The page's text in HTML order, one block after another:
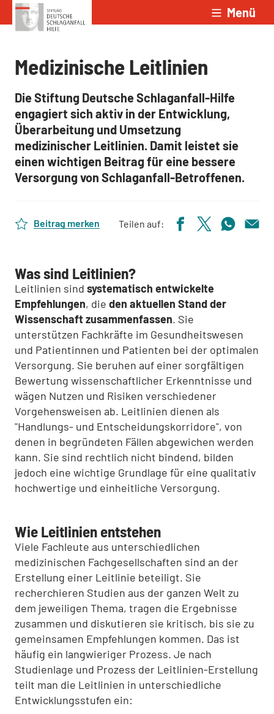
Zum Inhalt springen Menü
Medizinische Leitlinien
Die Stiftung Deutsche Schlaganfall-Hilfe
engagiert sich aktiv in der Entwicklung,
Überarbeitung und Umsetzung
medizinischer Leitlinien. Damit leistet sie
einen wichtigen Beitrag für eine bessere
Versorgung von Schlaganfall-Betroffenen.
Beitrag merken Teilen auf:
Was sind Leitlinien?
Leitlinien sind systematisch entwickelte
Empfehlungen, die den aktuellen Stand der
Wissenschaft zusammenfassen. Sie
unterstützen Fachkräfte im Gesundheitswesen
und Patientinnen und Patienten bei der optimalen
Versorgung. Sie beruhen auf einer sorgfältigen
Bewertung wissenschaftlicher Erkenntnisse und
wägen Nutzen und Risiken verschiedener
Vorgehensweisen ab. Leitlinien dienen als
"Handlungs- und Entscheidungskorridore", von
denen in begründeten Fällen abgewichen werden
kann. Sie sind rechtlich nicht bindend, bilden
jedoch eine wichtige Grundlage für eine qualitativ
hochwertige und einheitliche Versorgung.
Wie Leitlinien entstehen
Viele Fachleute aus unterschiedlichen
medizinischen Fachgesellschaften sind an der
Erstellung einer Leitlinie beteiligt. Sie
recherchieren Studien aus der ganzen Welt zu
dem jeweiligen Thema, tragen die Ergebnisse
zusammen und diskutieren sie kritisch, bis sie zu
gemeinsamen Empfehlungen kommen. Das ist
häufig ein langwieriger Prozess. Je nach
Studienlage und Prozess der Leitlinien-Erstellung
teilt man die Leitlinien in unterschiedliche
Entwicklungsstufen ein: